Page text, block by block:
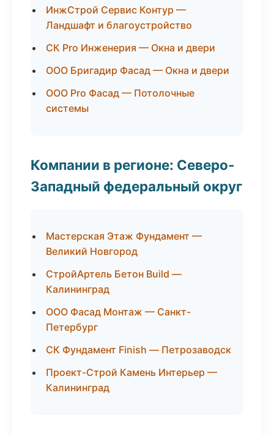
ИнжСтрой Сервис Контур —
Ландшафт и благоустройство
СК Pro Инженерия — Окна и двери
ООО Бригадир Фасад — Окна и двери
ООО Pro Фасад — Потолочные
системы
Компании в регионе: Северо-
Западный федеральный округ
Мастерская Этаж Фундамент —
Великий Новгород
СтройАртель Бетон Build —
Калининград
ООО Фасад Монтаж — Санкт-
Петербург
СК Фундамент Finish — Петрозаводск
Проект-Строй Камень Интерьер —
Калининград